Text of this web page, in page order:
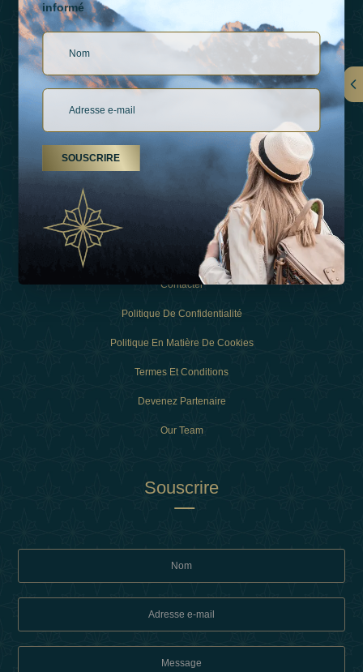
LIENS
À Propos De Nous
Types De Vacances
Contacter
Politique De Confidentialité
Politique En Matière De Cookies
Termes Et Conditions
Devenez Partenaire
Our Team
Souscrire
informé
SOUSCRIRE